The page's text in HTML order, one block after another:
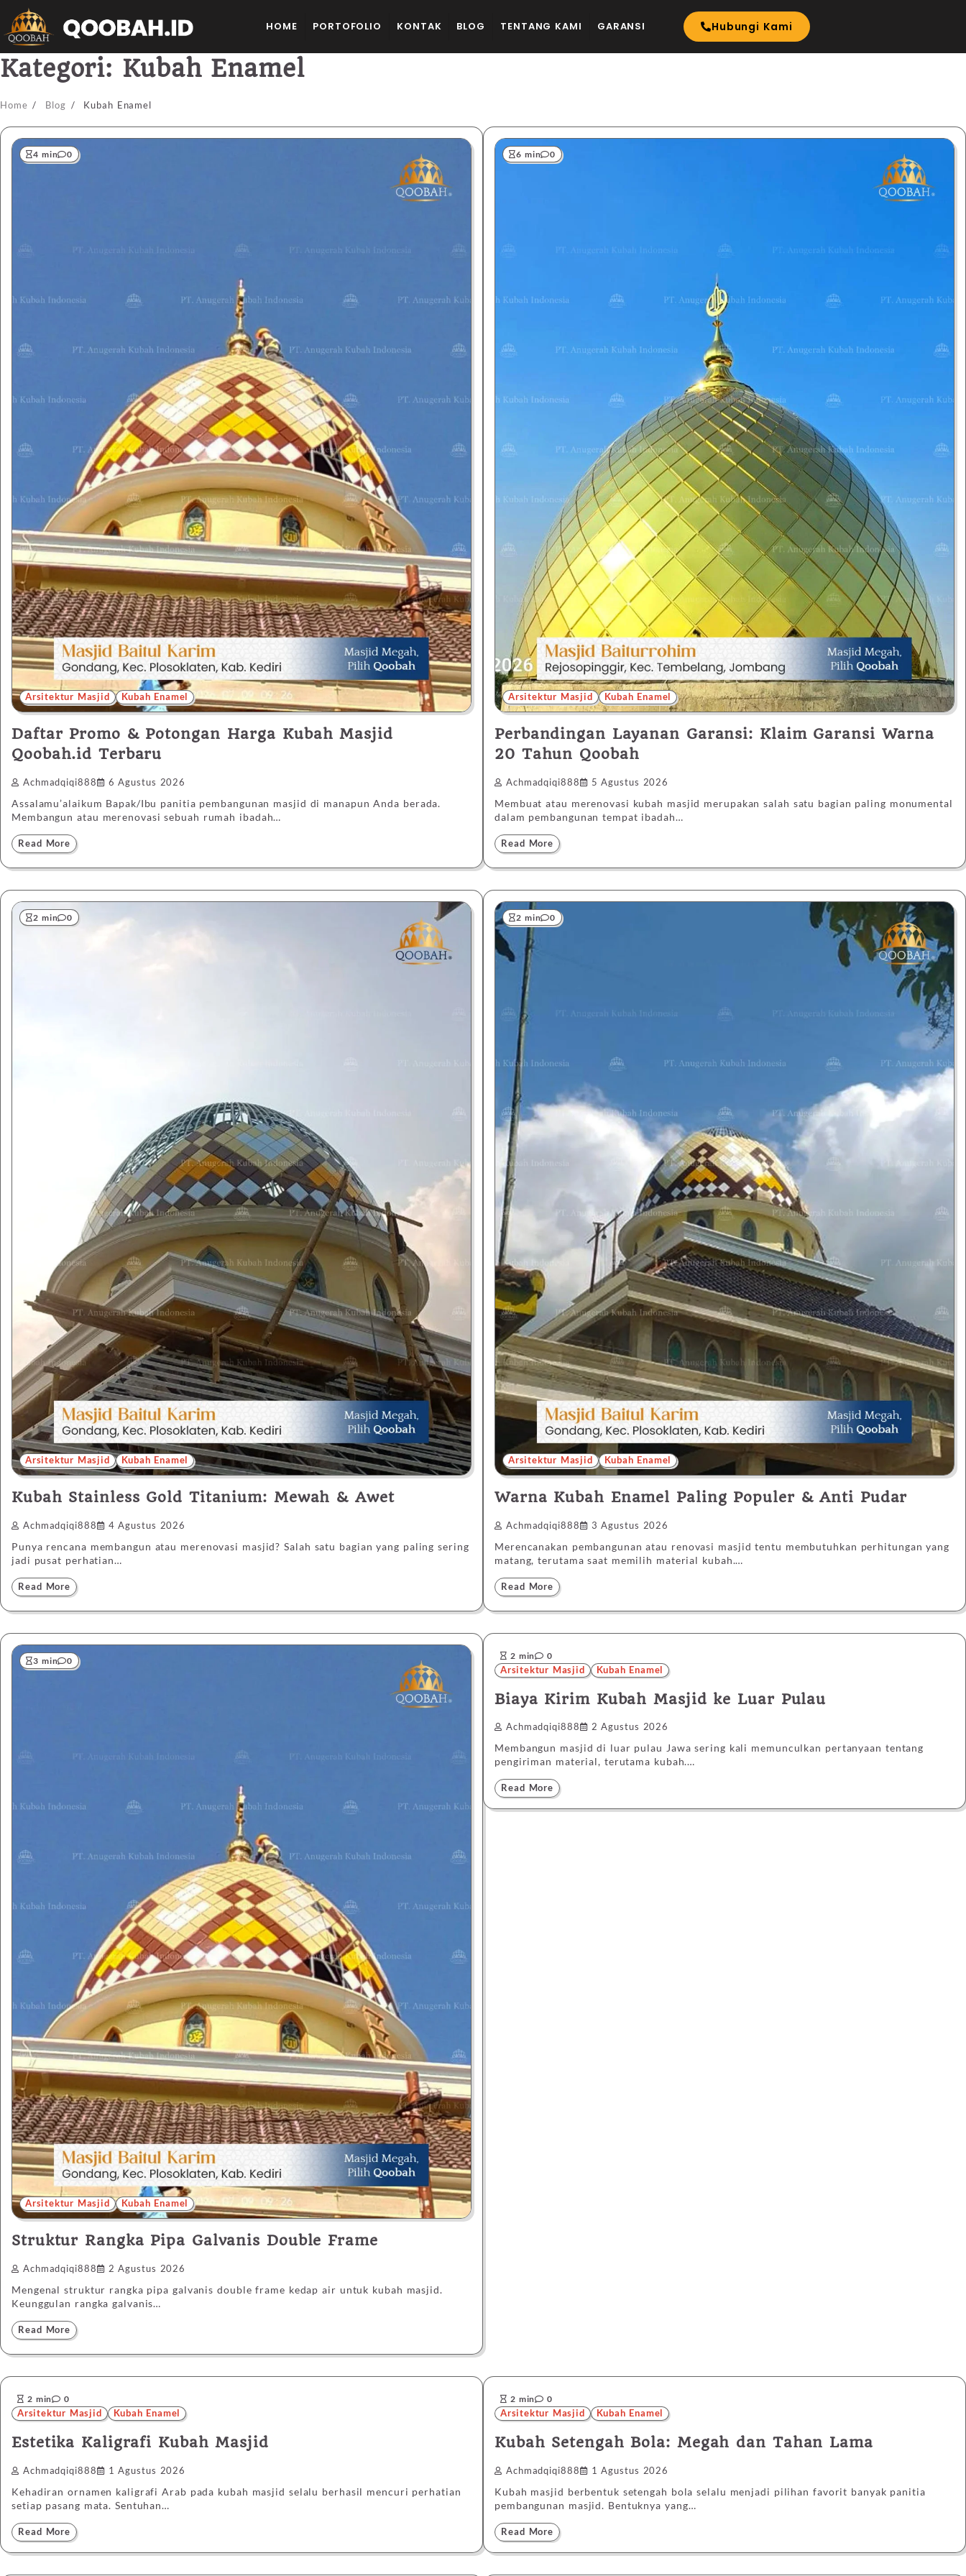
HOME PORTOFOLIO KONTAK BLOG TENTANG KAMI GARANSI Hubungi Kami
Kategori: Kubah Enamel
Home Blog Kubah Enamel
4 min 0
Arsitektur Masjid Kubah Enamel
Daftar Promo & Potongan Harga Kubah Masjid
Qoobah.id Terbaru
Achmadqiqi888 6 Agustus 2026
Assalamu’alaikum Bapak/Ibu panitia pembangunan masjid di manapun Anda berada.
Membangun atau merenovasi sebuah rumah ibadah…
Read More
6 min 0
Arsitektur Masjid Kubah Enamel
Perbandingan Layanan Garansi: Klaim Garansi Warna
20 Tahun Qoobah
Achmadqiqi888 5 Agustus 2026
Membuat atau merenovasi kubah masjid merupakan salah satu bagian paling monumental
dalam pembangunan tempat ibadah…
Read More
2 min 0
Arsitektur Masjid Kubah Enamel
Kubah Stainless Gold Titanium: Mewah & Awet
Achmadqiqi888 4 Agustus 2026
Punya rencana membangun atau merenovasi masjid? Salah satu bagian yang paling sering
jadi pusat perhatian…
Read More
2 min 0
Arsitektur Masjid Kubah Enamel
Warna Kubah Enamel Paling Populer & Anti Pudar
Achmadqiqi888 3 Agustus 2026
Merencanakan pembangunan atau renovasi masjid tentu membutuhkan perhitungan yang
matang, terutama saat memilih material kubah.…
Read More
3 min 0
Arsitektur Masjid Kubah Enamel
Struktur Rangka Pipa Galvanis Double Frame
Achmadqiqi888 2 Agustus 2026
Mengenal struktur rangka pipa galvanis double frame kedap air untuk kubah masjid.
Keunggulan rangka galvanis…
Read More
2 min 0
Arsitektur Masjid Kubah Enamel
Biaya Kirim Kubah Masjid ke Luar Pulau
Achmadqiqi888 2 Agustus 2026
Membangun masjid di luar pulau Jawa sering kali memunculkan pertanyaan tentang
pengiriman material, terutama kubah.…
Read More
2 min 0
Arsitektur Masjid Kubah Enamel
Estetika Kaligrafi Kubah Masjid
Achmadqiqi888 1 Agustus 2026
Kehadiran ornamen kaligrafi Arab pada kubah masjid selalu berhasil mencuri perhatian
setiap pasang mata. Sentuhan…
Read More
2 min 0
Arsitektur Masjid Kubah Enamel
Kubah Setengah Bola: Megah dan Tahan Lama
Achmadqiqi888 1 Agustus 2026
Kubah masjid berbentuk setengah bola selalu menjadi pilihan favorit banyak panitia
pembangunan masjid. Bentuknya yang…
Read More